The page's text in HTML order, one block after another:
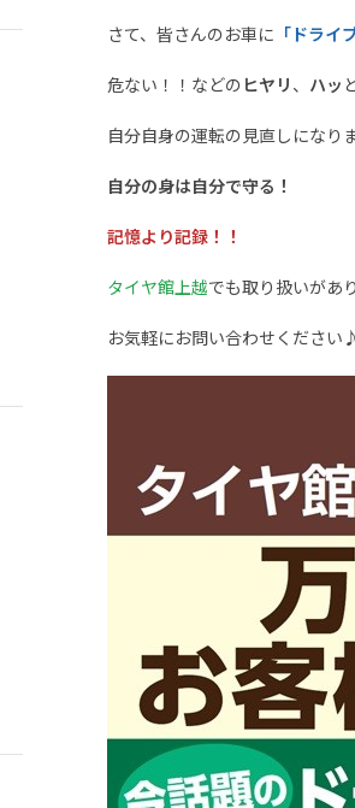
さて、皆さんのお車に 「ドライ
危ない！！などの ヒヤリ 、 ハッ
自分自身の運転の見直しになりま
自分の身は自分で守る！
記憶より記録！！
タイヤ館上越でも取り扱いがあ
お気軽にお問い合わせください♪